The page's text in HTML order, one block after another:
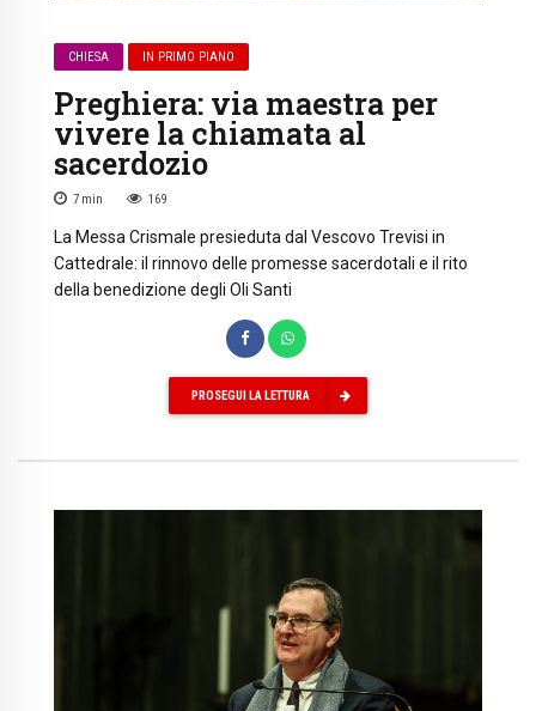
CHIESA IN PRIMO PIANO
Preghiera: via maestra per
vivere la chiamata al
sacerdozio
7 min 169
La Messa Crismale presieduta dal Vescovo Trevisi in
Cattedrale: il rinnovo delle promesse sacerdotali e il rito
della benedizione degli Oli Santi
PROSEGUI LA LETTURA